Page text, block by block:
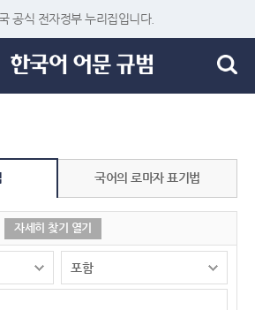
공식 전자정부 누리집입니다.
국어의 로마자 표기법
자세히 찾기 열기